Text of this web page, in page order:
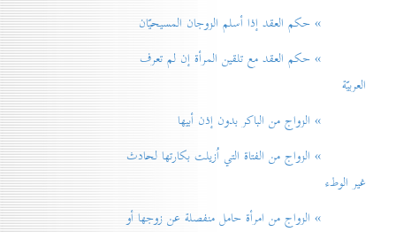
» حكم العقد إذا أسلم الزوجان المسيحيّان
» حكم العقد مع تلقين المرأة إن لم تعرف
العربيّة
» الزواج من الباكر بدون إذن أبيها
» الزواج من الفتاة التي اُزيلت بكارتها لحادث
غير الوطء
» الزواج من امرأة حامل منفصلة عن زوجها أو